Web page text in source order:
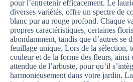
pour l’entretenir efficacement. Le
diverses variétés, offre un spectre de
blanc pur au rouge profond. Chaque
propres caractéristiques, certaines
abondamment, tandis que d’autres se
feuillage unique. Lors de la sélection,
couleur et de la forme des fleurs, ainsi
attendue de l’arbuste, pour qu’il
harmonieusement dans votre jardin.